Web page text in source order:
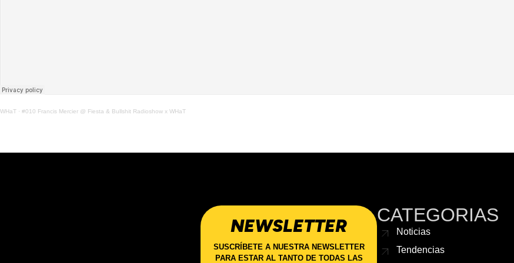
WHaT · #010 Francis Mercier @ Fiesta & Bullshit Radioshow x WHaT
NEWSLETTER
SUSCRÍBETE A NUESTRA NEWSLETTER
PARA ESTAR AL TANTO DE TODAS LAS
CATEGORIAS
Noticias
Tendencias